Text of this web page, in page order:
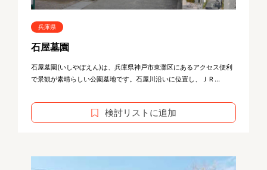
兵庫県
石屋墓園
石屋墓園(いしやぼえん)は、兵庫県神戸市東灘区にあるアクセス便利
で景観が素晴らしい公園墓地です。石屋川沿いに位置し、ＪＲ...
検討リストに追加